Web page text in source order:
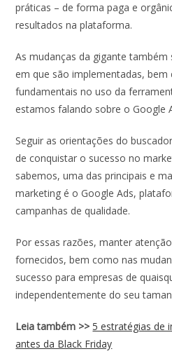
práticas – de forma paga e
resultados na plataforma.
As mudanças da gigante
em que são implementadas,
fundamentais no uso da
estamos falando sobre o Google
Seguir as orientações do
de conquistar o sucesso no
sabemos, uma das principais e
marketing é o Google Ads,
campanhas de qualidade.
Por essas razões, manter
fornecidos, bem como nas
sucesso para empresas de
independentemente do seu
Leia também >> 5 estratégias de
antes da Black Friday